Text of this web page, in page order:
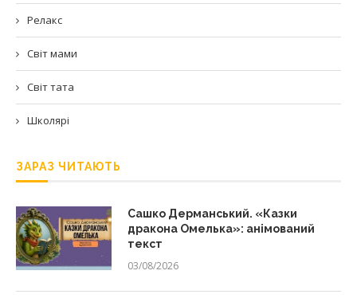
Релакс
Світ мами
Світ тата
Школярі
ЗАРАЗ ЧИТАЮТЬ
Сашко Дерманський. «Казки
дракона Омелька»: анімований
текст
03/08/2026